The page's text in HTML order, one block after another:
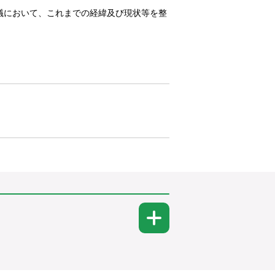
おいて、これまでの経緯及び現状等を整